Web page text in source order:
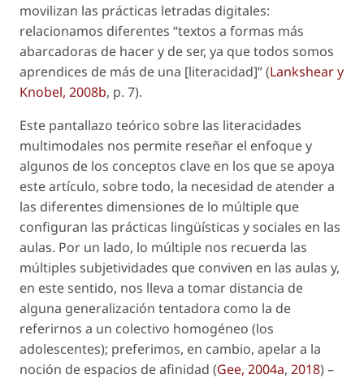
movilizan las prácticas letradas digitales:
relacionamos diferentes “textos a formas más
abarcadoras de hacer y de ser, ya que todos somos
aprendices de más de una [literacidad]” (Lankshear y
Knobel, 2008b, p. 7).
Este pantallazo teórico sobre las literacidades
multimodales nos permite reseñar el enfoque y
algunos de los conceptos clave en los que se apoya
este artículo, sobre todo, la necesidad de atender a
las diferentes dimensiones de lo múltiple que
configuran las prácticas lingüísticas y sociales en las
aulas. Por un lado, lo múltiple nos recuerda las
múltiples subjetividades que conviven en las aulas y,
en este sentido, nos lleva a tomar distancia de
alguna generalización tentadora como la de
referirnos a un colectivo homogéneo (los
adolescentes); preferimos, en cambio, apelar a la
noción de espacios de afinidad (Gee, 2004a, 2018) –